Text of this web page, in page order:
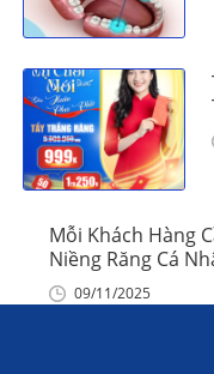
Mỗi Khách Hàng
Niềng Răng Cá
09/11/2025